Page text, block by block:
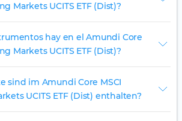
Markets UCITS ETF (Dist)?
hay en el Amundi Core
Markets UCITS ETF (Dist)?
sind im Amundi Core MSCI
UCITS ETF (Dist) enthalten?